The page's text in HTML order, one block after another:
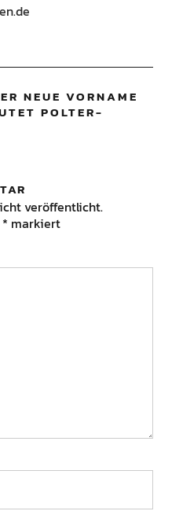
NEUE VORNAME
POLTER-
veröffentlicht.
* markiert